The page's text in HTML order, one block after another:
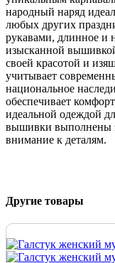
народный наряд
любых других
рукавами, длинное и
изысканной
своей красотой и
учитывает
национальное
обеспечивает
идеальной одеждой
вышивки выполнены
внимание к деталям.
Другие товары